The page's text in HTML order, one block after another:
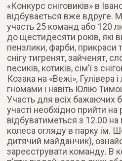
«Конкурс сніговиків» в
відбувається вже вдруге.
участь 25 команд або 120
до щестидесяти років, які
пензлики, фарби, прикраси
снігу тигренят, зайченят,
песиків, котиків, сім’ї з
Козака на «Вежі», Гулівера і
гномами і навіть Юлію
Участь для всіх бажаючих
участі необхідно прийти на
відбуватиметься з 12.00
колеса огляду в парку ім.
дитячий майданчик),
зареєструвати команду. В